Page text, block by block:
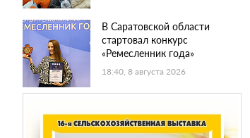
В Саратовской области
стартовал конкурс
«Ремесленник года»
18:40, 8 августа 2026